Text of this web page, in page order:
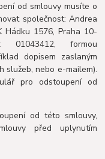
od smlouvy musíte o
společnost: Andrea
Hádku 1576, Praha 10-
01043412, formou
dopisem zaslaným
služeb, nebo e-mailem).
pro odstoupení od
od této smlouvy,
před uplynutím